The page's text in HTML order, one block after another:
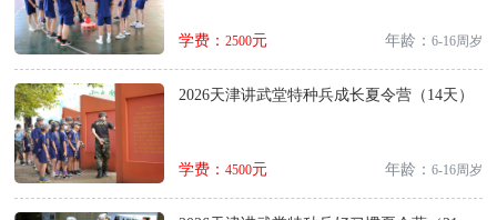
学费： 2500元 年龄： 6-16周岁
2026天津讲武堂特种兵成长夏令营（14天）
学费： 4500元 年龄： 6-16周岁